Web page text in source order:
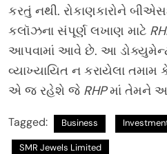
કરતું નથી. રોકાણકારોને
કલૉઝના સંપૂર્ણ લખાણ માટે
આપવામાં આવે છે. આ
વ્યાખ્યાયિત ન કરાયેલા
એ જ રહેશે જે RHPમાં તેમને
Tagged: Business
SMR Jewels Limited